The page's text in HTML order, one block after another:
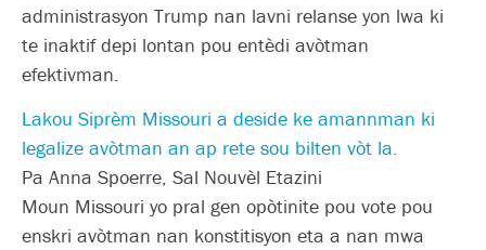
administrasyon Trump nan lavni relanse yon lwa ki
te inaktif depi lontan pou entèdi avòtman
efektivman.
Lakou Siprèm Missouri a deside ke amannman ki
legalize avòtman an ap rete sou bilten vòt la.
Pa Anna Spoerre, Sal Nouvèl Etazini
Moun Missouri yo pral gen opòtinite pou vote pou
enskri avòtman nan konstitisyon eta a nan mwa